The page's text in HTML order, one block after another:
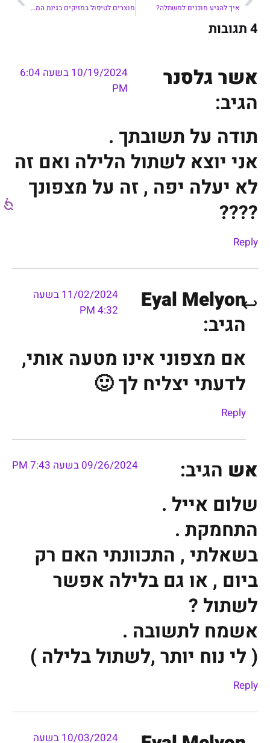
איך להגיע מוכנים למשתלה? מוצרים לטיפול במזיקים בגינת המרפסת
4 תגובות
אשר גלסנר
הגיב:
10/19/2024 בשעה 6:04
PM
תודה על תשובתך .
אני יוצא לשתול הלילה ואם זה
לא יעלה יפה , זה על מצפונך
????
Reply
Eyal Melyon
הגיב:
11/02/2024 בשעה
4:32 PM
אם מצפוני אינו מטעה אותי,
לדעתי יצליח לך 🙂
Reply
אש הגיב: 09/26/2024 בשעה 7:43 PM
שלום אייל .
התחמקת .
בשאלתי , התכוונתי האם רק
ביום , או גם בלילה אפשר
לשתול ?
אשמח לתשובה .
( לי נוח יותר ,לשתול בלילה )
Reply
10/03/2024 בשעה